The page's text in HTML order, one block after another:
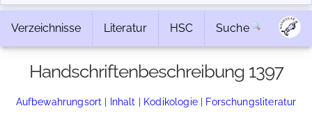
Verzeichnisse Literatur HSC Suche
Handschriftenbeschreibung 1397
Aufbewahrungsort | Inhalt | Kodikologie| Forschungsliteratur